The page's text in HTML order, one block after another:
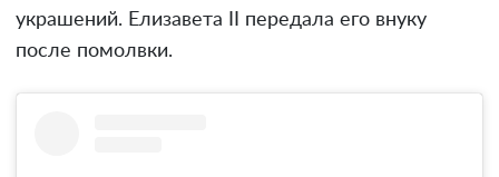
украшений. Елизавета II передала его внуку
после помолвки.